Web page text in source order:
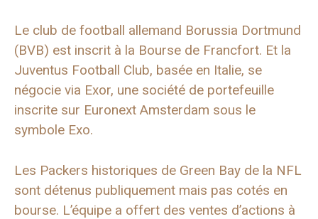
Le club de football allemand Borussia Dortmund
(BVB) est inscrit à la Bourse de Francfort. Et la
Juventus Football Club, basée en Italie, se
négocie via Exor, une société de portefeuille
inscrite sur Euronext Amsterdam sous le
symbole Exo.
Les Packers historiques de Green Bay de la NFL
sont détenus publiquement mais pas cotés en
bourse. L’équipe a offert des ventes d’actions à